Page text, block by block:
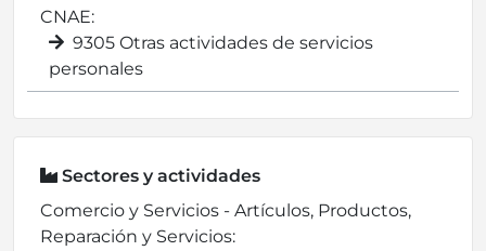
CNAE:
9305 Otras actividades de servicios
personales
Sectores y actividades
Comercio y Servicios - Artículos, Productos,
Reparación y Servicios: